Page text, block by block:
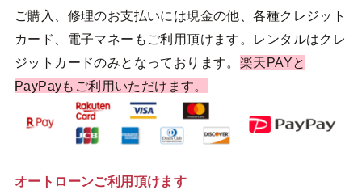
ご購入、修理のお支払いには現金の他、各種クレジット
カード、電子マネーもご利用頂けます。レンタルはクレ
ジットカードのみとなっております。 楽天PAYと
PayPayもご利用いただけます。
オートローンご利用頂けます